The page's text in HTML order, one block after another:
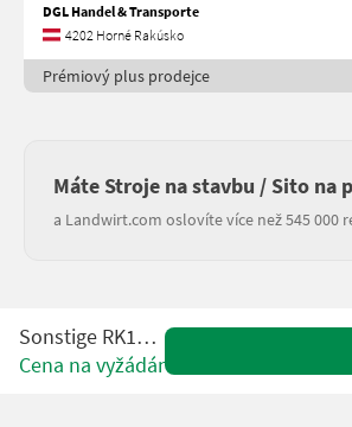
DGL Handel & Transporte
4202 Horné Rakúsko
Prémiový plus prodejce
Máte Stroje na stavbu / Sito na
a Landwirt.com oslovíte více než 545 000
Sonstige RK1012T
Cena na vyžádání